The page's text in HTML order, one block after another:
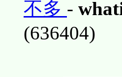
不多 -
(636404)